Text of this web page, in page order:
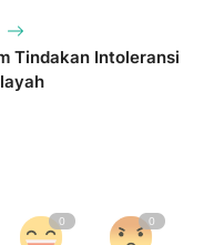
Tindakan Intoleransi
0 0